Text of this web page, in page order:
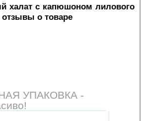
халат с капюшоном лилового
отзывы о товаре
УПАКОВКА -